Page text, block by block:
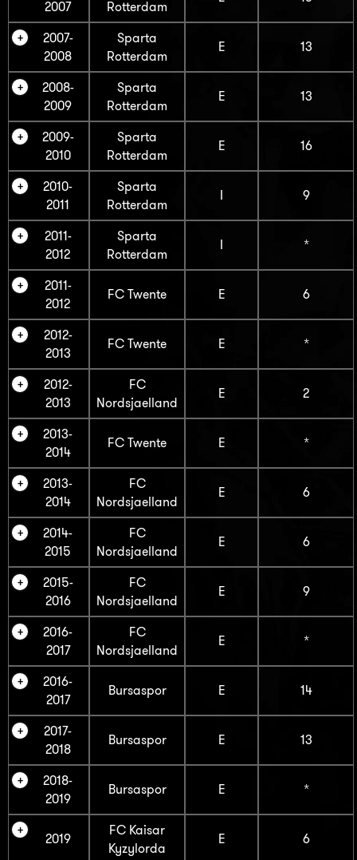
2007 Rotterdam
2007-
2008
Sparta
Rotterdam
E 13
2008-
2009
Sparta
Rotterdam
E 13
2009-
2010
Sparta
Rotterdam
E 16
2010-
2011
Sparta
Rotterdam
I 9
2011-
2012
Sparta
Rotterdam
I *
2011-
2012
FC Twente E 6
2012-
2013
FC Twente E *
2012-
2013
FC
Nordsjaelland
E 2
2013-
2014
FC Twente E *
2013-
2014
FC
Nordsjaelland
E 6
2014-
2015
FC
Nordsjaelland
E 6
2015-
2016
FC
Nordsjaelland
E 9
2016-
2017
FC
Nordsjaelland
E *
2016-
2017
Bursaspor E 14
2017-
2018
Bursaspor E 13
2018-
2019
Bursaspor E *
2019
FC Kaisar
Kyzylorda
E 6